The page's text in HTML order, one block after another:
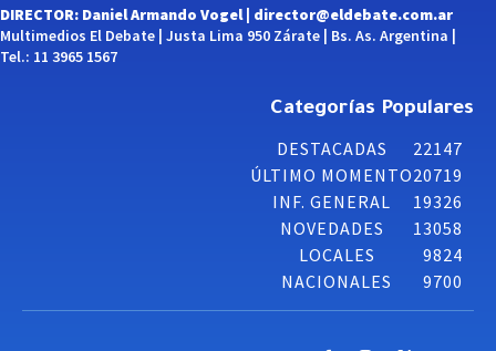
DIRECTOR: Daniel Armando Vogel | director@eldebate.com.ar
Multimedios El Debate | Justa Lima 950 Zárate | Bs. As. Argentina |
Tel.: 11 3965 1567
Categorías Populares
DESTACADAS
22147
ÚLTIMO MOMENTO20719
INF. GENERAL
19326
NOVEDADES
13058
LOCALES
9824
NACIONALES
9700